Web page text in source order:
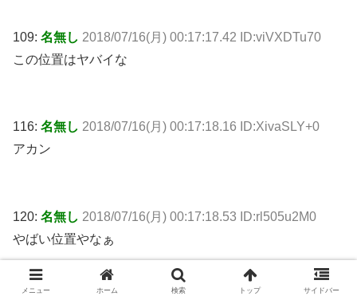
109: 名無し 2018/07/16(月) 00:17:17.42 ID:viVXDTu70
この位置はヤバイな
116: 名無し 2018/07/16(月) 00:17:18.16 ID:XivaSLY+0
アカン
120: 名無し 2018/07/16(月) 00:17:18.53 ID:rl505u2M0
やばい位置やなぁ
メニュー ホーム 検索 トップ サイドバー